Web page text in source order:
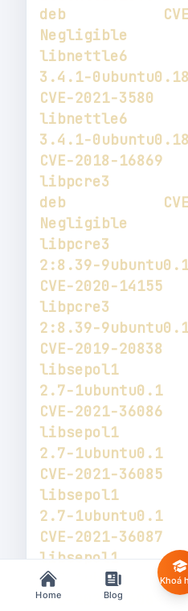
deb           CVE-
libnettle6
3.4.1-
libnettle6
3.4.1-
libpcre3
deb           CVE-
libpcre3
2:8.39-
libpcre3
2:8.39-
libsepol1
2.7-
libsepol1
2.7-
libsepol1
2.7-
libsepol1
2.7-
Home Blog
Khoá